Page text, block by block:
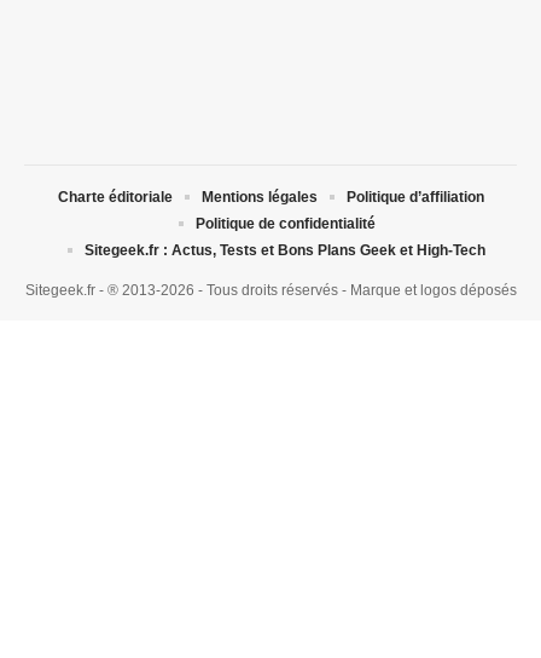
Sitegeek.fr - ® 2013-2026 - Tous droits réservés - Marque et logos déposés
Charte éditoriale Mentions légales
Politique d’affiliation
Politique de confidentialité
Sitegeek.fr : Actus, Tests et Bons Plans Geek et High-Tech